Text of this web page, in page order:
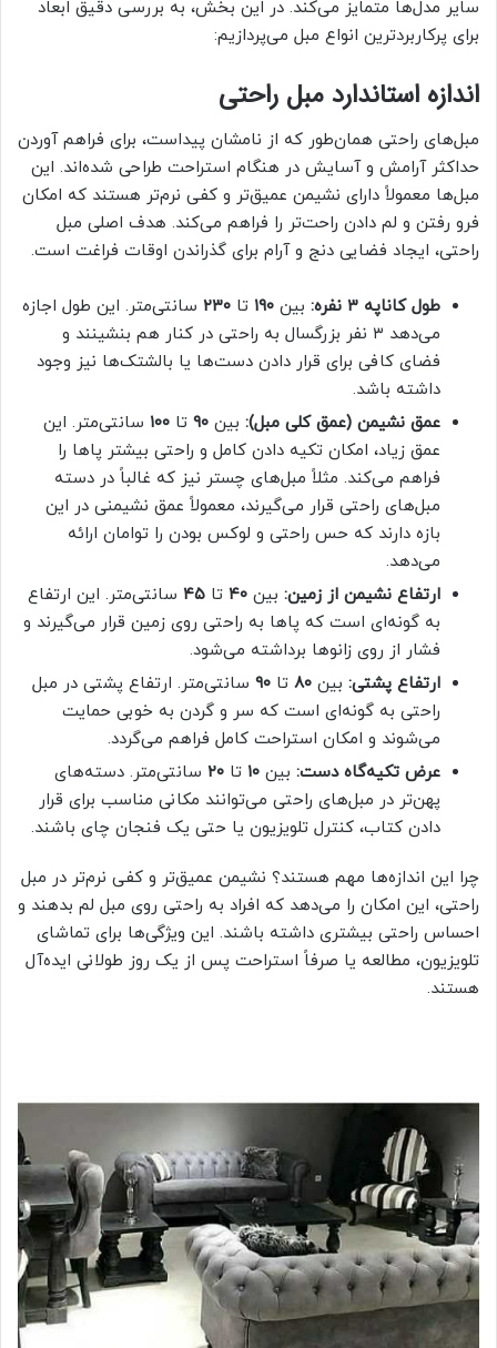
سایر مدل‌ها متمایز می‌کند. در این بخش، به بررسی دقیق ابعاد
برای پرکاربردترین انواع مبل می‌پردازیم:
اندازه استاندارد مبل راحتی
مبل‌های راحتی همان‌طور که از نامشان پیداست، برای فراهم آوردن
حداکثر آرامش و آسایش در هنگام استراحت طراحی شده‌اند. این
مبل‌ها معمولاً دارای نشیمن عمیق‌تر و کفی نرم‌تر هستند که امکان
فرو رفتن و لم دادن راحت‌تر را فراهم می‌کند. هدف اصلی مبل
راحتی، ایجاد فضایی دنج و آرام برای گذراندن اوقات فراغت است.
طول کاناپه ۳ نفره: بین ۱۹۰ تا ۲۳۰ سانتی‌متر. این طول اجازه
می‌دهد ۳ نفر بزرگسال به راحتی در کنار هم بنشینند و
فضای کافی برای قرار دادن دست‌ها یا بالشتک‌ها نیز وجود
داشته باشد.
عمق نشیمن (عمق کلی مبل): بین ۹۰ تا ۱۰۰ سانتی‌متر. این
عمق زیاد، امکان تکیه دادن کامل و راحتی بیشتر پاها را
فراهم می‌کند. مثلاً مبل‌های چستر نیز که غالباً در دسته
مبل‌های راحتی قرار می‌گیرند، معمولاً عمق نشیمنی در این
بازه دارند که حس راحتی و لوکس بودن را توامان ارائه
می‌دهد.
ارتفاع نشیمن از زمین: بین ۴۰ تا ۴۵ سانتی‌متر. این ارتفاع
به گونه‌ای است که پاها به راحتی روی زمین قرار می‌گیرند و
فشار از روی زانوها برداشته می‌شود.
ارتفاع پشتی: بین ۸۰ تا ۹۰ سانتی‌متر. ارتفاع پشتی در مبل
راحتی به گونه‌ای است که سر و گردن به خوبی حمایت
می‌شوند و امکان استراحت کامل فراهم می‌گردد.
عرض تکیه‌گاه دست: بین ۱۰ تا ۲۰ سانتی‌متر. دسته‌های
پهن‌تر در مبل‌های راحتی می‌توانند مکانی مناسب برای قرار
دادن کتاب، کنترل تلویزیون یا حتی یک فنجان چای باشند.
چرا این اندازه‌ها مهم هستند؟ نشیمن عمیق‌تر و کفی نرم‌تر در مبل
راحتی، این امکان را می‌دهد که افراد به راحتی روی مبل لم بدهند و
احساس راحتی بیشتری داشته باشند. این ویژگی‌ها برای تماشای
تلویزیون، مطالعه یا صرفاً استراحت پس از یک روز طولانی ایده‌آل
هستند.